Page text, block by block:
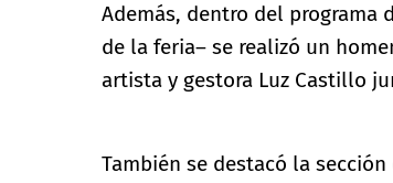
Además, dentro del programa
de la feria– se realizó un
artista y gestora Luz Castillo
También se destacó la